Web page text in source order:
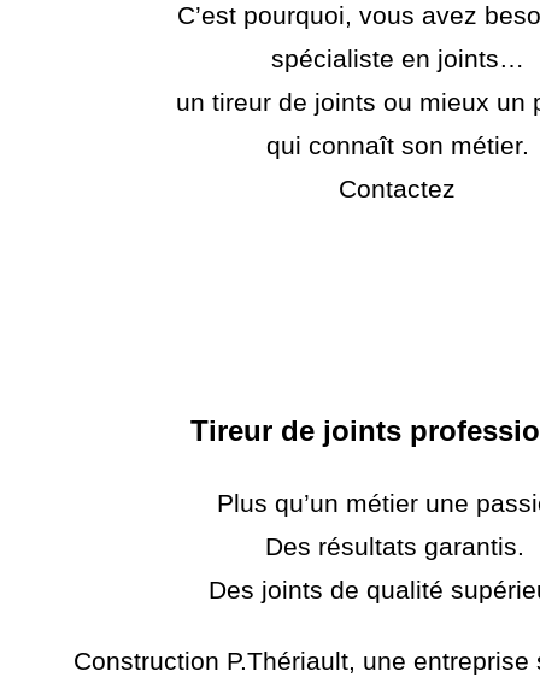
C’est pourquoi, vous avez
spécialiste en joints…
un tireur de joints ou mieux un
qui connaît son métier.
Contactez
Tireur de joints
Plus qu’un métier une
Des résultats garantis.
Des joints de qualité
Construction P.Thériault, une